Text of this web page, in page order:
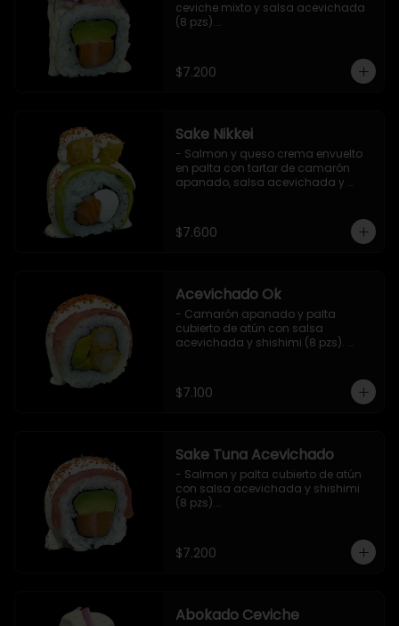
ceviche mixto y salsa acevichada
(8 pzs).
$7.200
Sake Nikkei
- Salmon y queso crema envuelto
en palta con tartar de camarón
apanado, salsa acevichada y
$7.600
Acevichado Ok
- Camarón apanado y palta
cubierto de atún con salsa
acevichada y shishimi (8 pzs).
$7.100
Sake Tuna Acevichado
- Salmon y palta cubierto de atún
con salsa acevichada y shishimi
(8 pzs).
$7.200
Abokado Ceviche